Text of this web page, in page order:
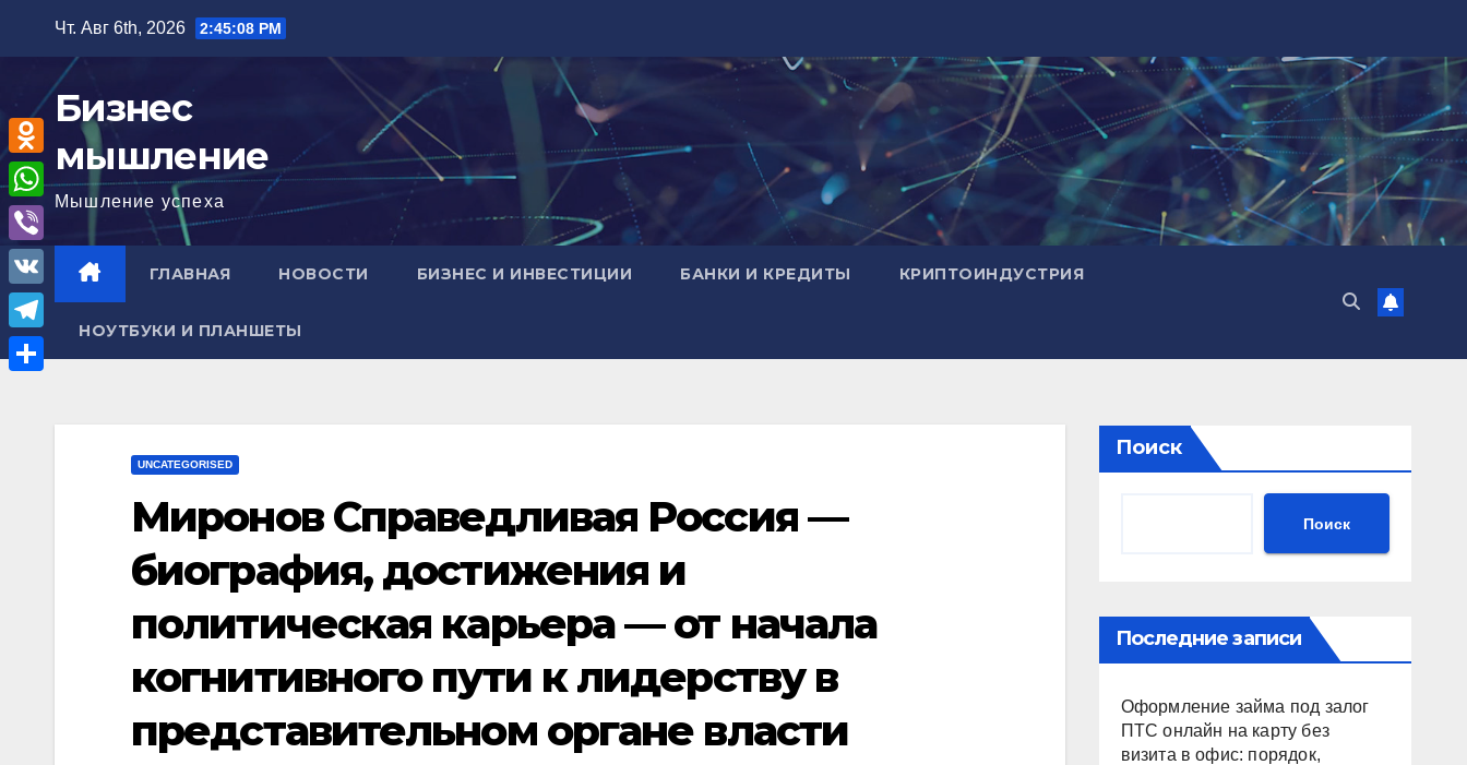
содержимому
Чт. Авг 6th, 2026 2:45:09 PM
Бизнес
мышление
Мышление успеха
ГЛАВНАЯ НОВОСТИ БИЗНЕС И ИНВЕСТИЦИИ БАНКИ И КРЕДИТЫ КРИПТОИНДУСТРИЯ
НОУТБУКИ И ПЛАНШЕТЫ
UNCATEGORISED
Миронов Справедливая Россия —
биография, достижения и
политическая карьера — от начала
когнитивного пути к лидерству в
представительном органе власти
Поиск
Поиск
Последние записи
Оформление займа под залог
ПТС онлайн на карту без
визита в офис: порядок,
O
d
n
o
k
l
W
h
a
s
V
i
b
e
V
K
T